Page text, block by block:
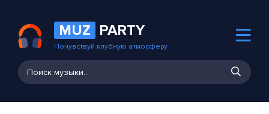
MUZ PARTY
Почувствуй клубную атмосферу